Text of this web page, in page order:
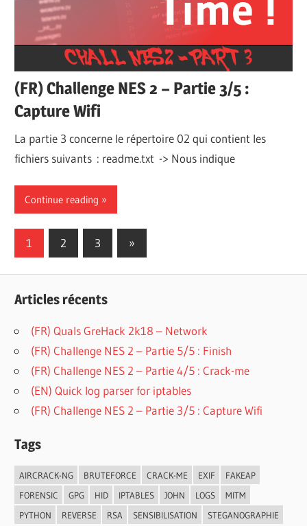
(FR) Challenge NES 2 – Partie 3/5 :
Capture Wifi
La partie 3 concerne le répertoire 02 qui contient les
fichiers suivants : readme.txt -> Nous indique
Continue reading
Navigation
articles
1 2 3
Next
Posts
»
Articles récents
(FR) Quals GreHack 2k18 – Network
(FR) Challenge NES 2 – Partie 5/5 : Finish
(FR) Challenge NES 2 – Partie 4/5 : Crack-me
(EN) Quick log parser for iptables
(FR) Challenge NES 2 – Partie 3/5 : Capture Wifi
Tags
AIRCRACK-NG BRUTEFORCE CRACK-ME EXIF
FAKEAP
FORENSIC
GPG HID IPTABLES JOHN LOGS
MITM
PYTHON
REVERSE RSA SENSIBILISATION STEGANOGRAPHIE